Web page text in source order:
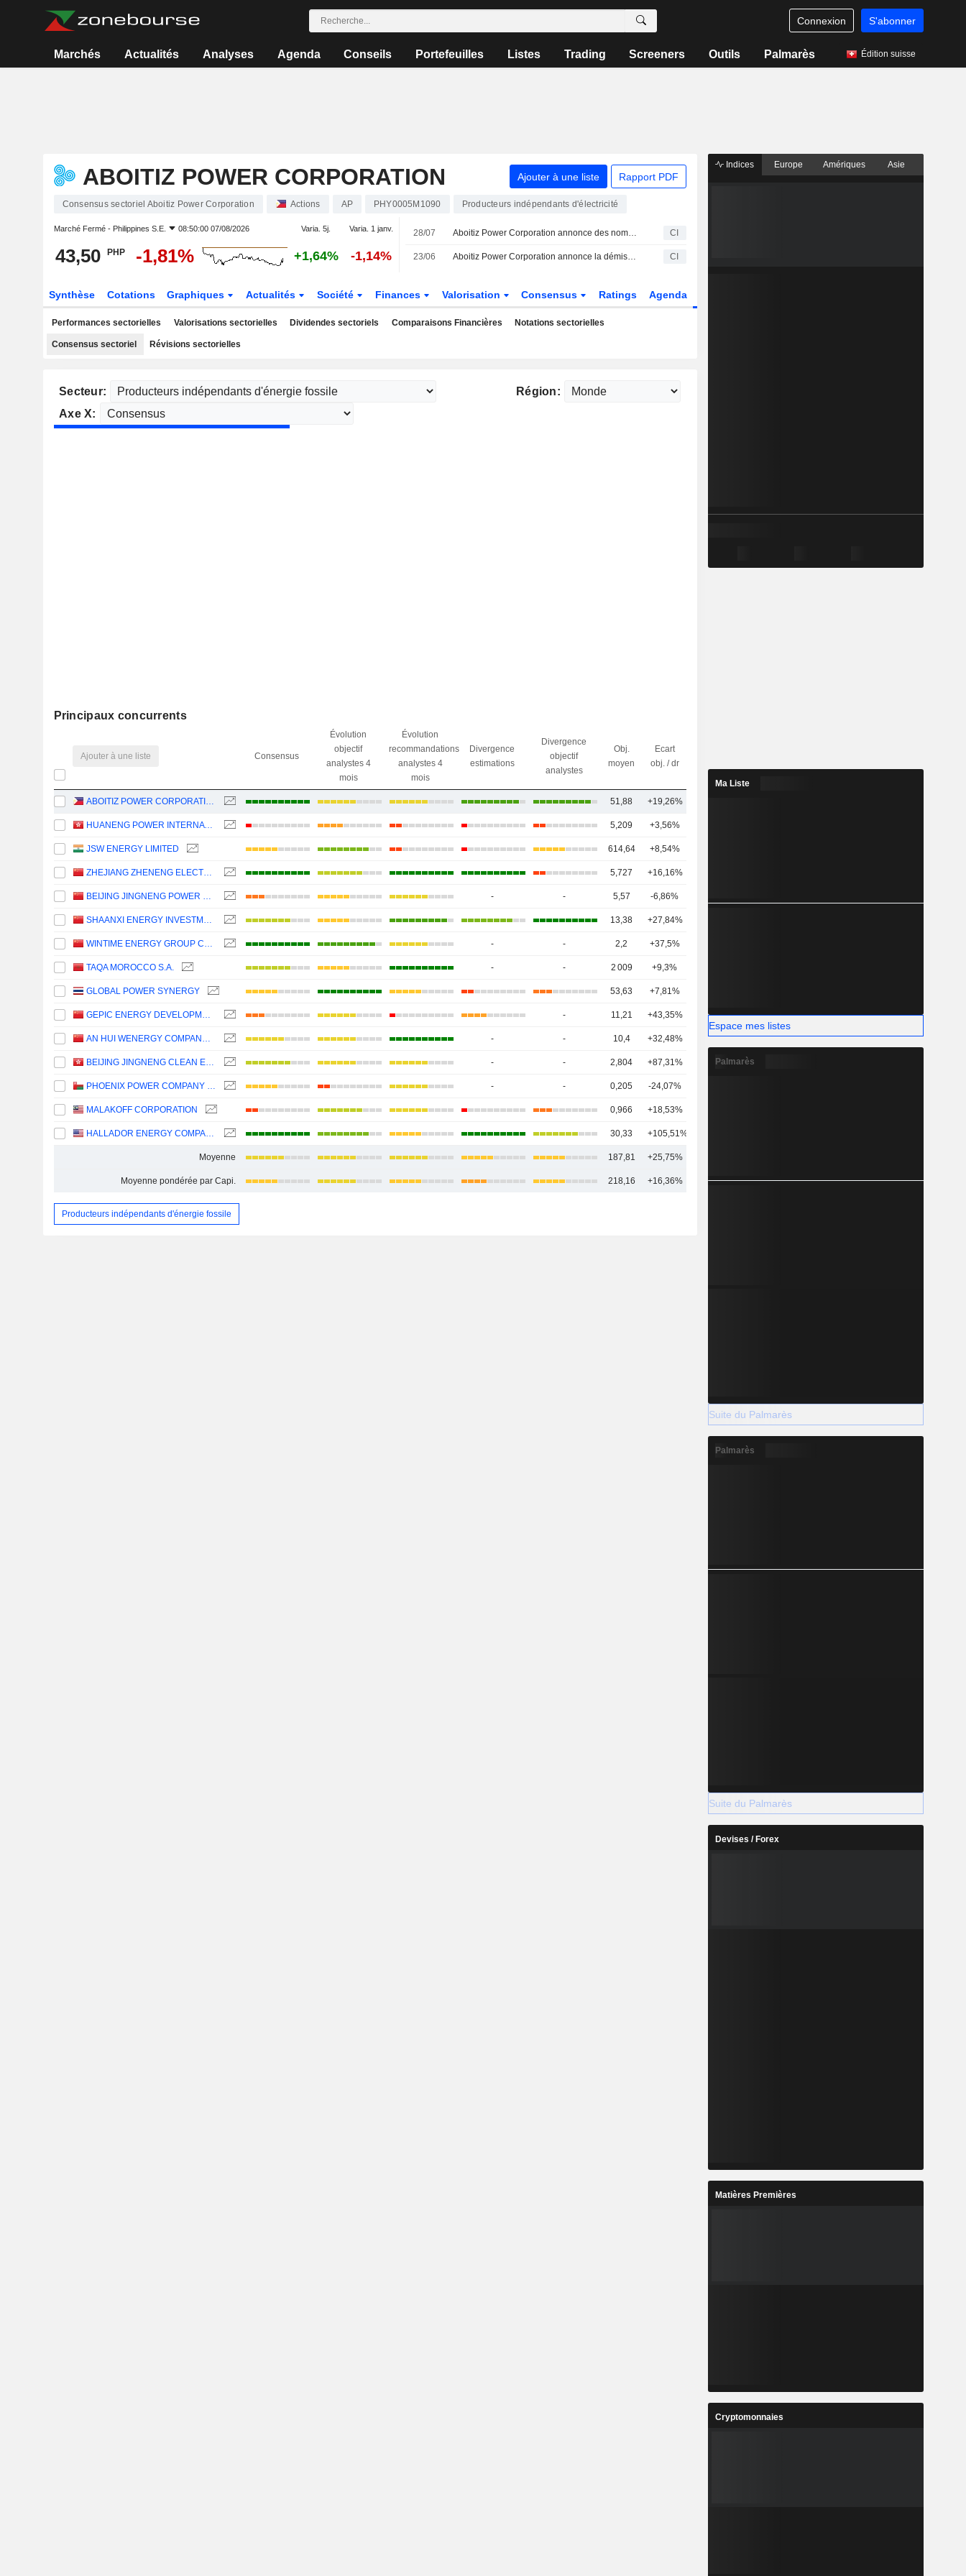
Connexion S'abonner
Marchés Actualités Analyses Agenda Conseils Portefeuilles Listes Trading Screeners Outils Palmarès Édition suisse
ABOITIZ POWER CORPORATION Ajouter à une liste Rapport PDF
Consensus sectoriel Aboitiz Power Corporation Actions AP PHY0005M1090 Producteurs indépendants d'électricité
Marché Fermé - Philippines S.E. 08:50:00 07/08/2026 Varia. 5j. Varia. 1 janv.
43,50 PHP -1,81% +1,64% -1,14%
28/07 Aboitiz Power Corporation annonce des nominations au sein de son conseil d'administration et de ses comités, effectives au 28 juillet 2026 CI
23/06 Aboitiz Power Corporation annonce la démission de Toshiro Kudama de son conseil d’administration, avec effet au 24 juin 2026 CI
Synthèse Cotations Graphiques Actualités Société Finances Valorisation Consensus Ratings Agenda
Performances sectorielles Valorisations sectorielles Dividendes sectoriels Comparaisons Financières Notations sectorielles
Consensus sectoriel Révisions sectorielles
Secteur:
Région:
Axe X:
Principaux concurrents
Ajouter à une liste Consensus
Évolution
objectif
analystes 4
mois
Évolution
recommandations
analystes 4
mois
Divergence
estimations
Divergence
objectif
analystes
Obj.
moyen
Ecart
obj. / dr
ABOITIZ POWER CORPORATION 51,88 +19,26%
HUANENG POWER INTERNATIONAL, INC. 5,209 +3,56%
JSW ENERGY LIMITED 614,64 +8,54%
ZHEJIANG ZHENENG ELECTRIC POWER CO., LTD. 5,727 +16,16%
BEIJING JINGNENG POWER CO., LTD. - - 5,57 -6,86%
SHAANXI ENERGY INVESTMENT CO., LTD. 13,38 +27,84%
WINTIME ENERGY GROUP CO.,LTD. - - 2,2 +37,5%
TAQA MOROCCO S.A. - - 2 009 +9,3%
GLOBAL POWER SYNERGY 53,63 +7,81%
GEPIC ENERGY DEVELOPMENT CO., LTD. - 11,21 +43,35% 1
AN HUI WENERGY COMPANY LIMITED - - 10,4 +32,48% 1
BEIJING JINGNENG CLEAN ENERGY CO., LIMITED - - 2,804 +87,31%
PHOENIX POWER COMPANY SAOG - - 0,205 -24,07%
MALAKOFF CORPORATION 0,966 +18,53%
HALLADOR ENERGY COMPANY 30,33 +105,51%
Moyenne 187,81 +25,75%
Moyenne pondérée par Capi. 218,16 +16,36% 8
Producteurs indépendants d'énergie fossile
Indices Europe Amériques Asie
Ma Liste
Espace mes listes
Palmarès
Suite du Palmarès
Palmarès
Suite du Palmarès
Devises / Forex
Matières Premières
Cryptomonnaies